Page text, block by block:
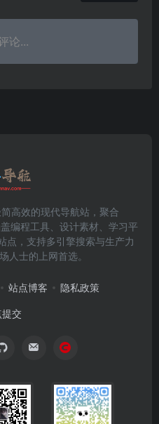
论...
高效的现代导航站，聚合
编程工具、设计素材、学习平
点，支持多引擎搜索与生产力
人士的上网首选。
站点博客 隐私政策
交